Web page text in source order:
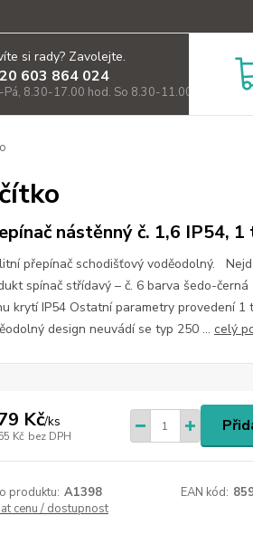
si rady? Zavolejte.
603 864 024
Pá, 8.30-17.00 hod. So 8.30-11.00)
nástěnný č. 1,6 IP54,
přepínač schodišťový voděodolný.
spínač střídavý – č. 6 barva šedo-
krytí IP54 Ostatní parametry provedení 1
design neuvádí se typ 250 ... celý
Kč/ks
Kč bez DPH
produktu: A1398 EAN kód:
cenu / dostupnost